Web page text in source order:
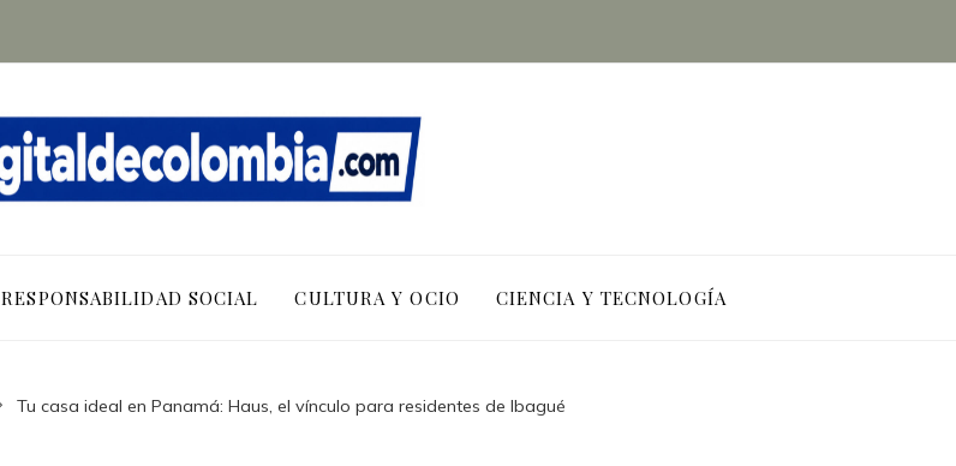
RESPONSABILIDAD SOCIAL CULTURA Y OCIO CIENCIA Y TECNOLOGÍA
Tu casa ideal en Panamá: Haus, el vínculo para residentes de Ibagué